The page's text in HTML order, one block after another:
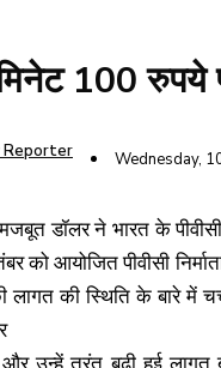
100 रुपये
Reporter Wednesday,
डॉलर ने भारत के
को आयोजित पीवीसी
लागत की स्थिति के बारे में